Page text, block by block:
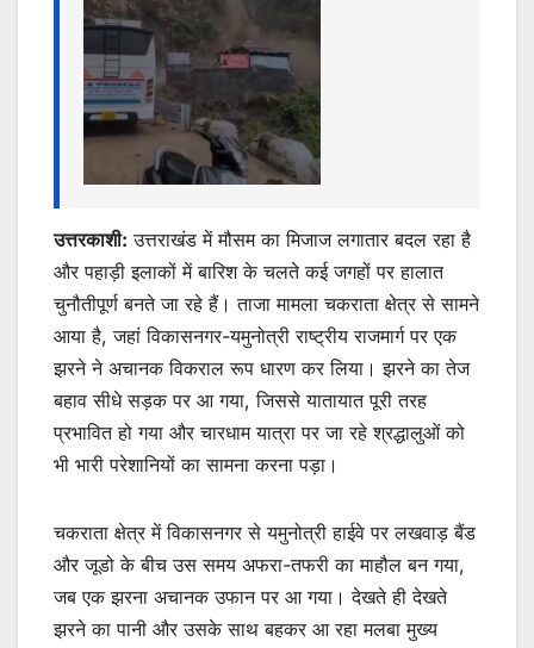
उत्तरकाशी: उत्तराखंड में मौसम का मिजाज लगातार बदल रहा है
और पहाड़ी इलाकों में बारिश के चलते कई जगहों पर हालात
चुनौतीपूर्ण बनते जा रहे हैं। ताजा मामला चकराता क्षेत्र से सामने
आया है, जहां विकासनगर-यमुनोत्री राष्ट्रीय राजमार्ग पर एक
झरने ने अचानक विकराल रूप धारण कर लिया। झरने का तेज
बहाव सीधे सड़क पर आ गया, जिससे यातायात पूरी तरह
प्रभावित हो गया और चारधाम यात्रा पर जा रहे श्रद्धालुओं को
भी भारी परेशानियों का सामना करना पड़ा।
चकराता क्षेत्र में विकासनगर से यमुनोत्री हाईवे पर लखवाड़ बैंड
और जूडो के बीच उस समय अफरा-तफरी का माहौल बन गया,
जब एक झरना अचानक उफान पर आ गया। देखते ही देखते
झरने का पानी और उसके साथ बहकर आ रहा मलबा मुख्य